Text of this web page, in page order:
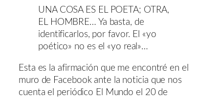
UNA COSA ES EL POETA; OTRA,
EL HOMBRE… Ya basta, de
identificarlos, por favor. El «yo
poético» no es el «yo real»…
Esta es la afirmación que me encontré en el
muro de Facebook ante la noticia que nos
cuenta el periódico El Mundo el 20 de